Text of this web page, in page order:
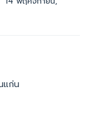
แก่น